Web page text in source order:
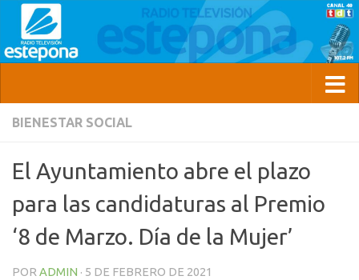
BIENESTAR SOCIAL
El Ayuntamiento abre el plazo
para las candidaturas al Premio
‘8 de Marzo. Día de la Mujer’
POR ADMIN · 5 DE FEBRERO DE 2021